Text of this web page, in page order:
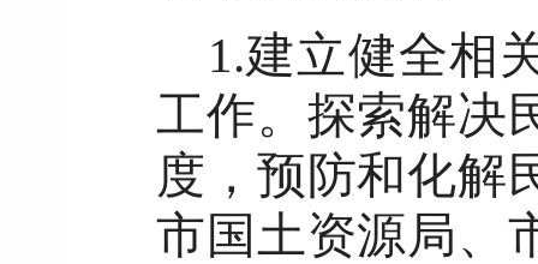
1.建立健全相
工作。探索解决
度，预防和化解
市国土资源局、